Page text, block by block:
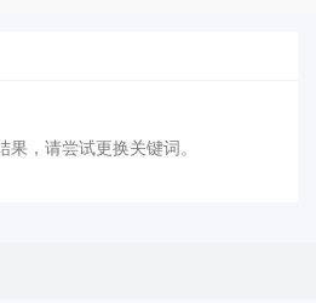
果，请尝试更换关键词。